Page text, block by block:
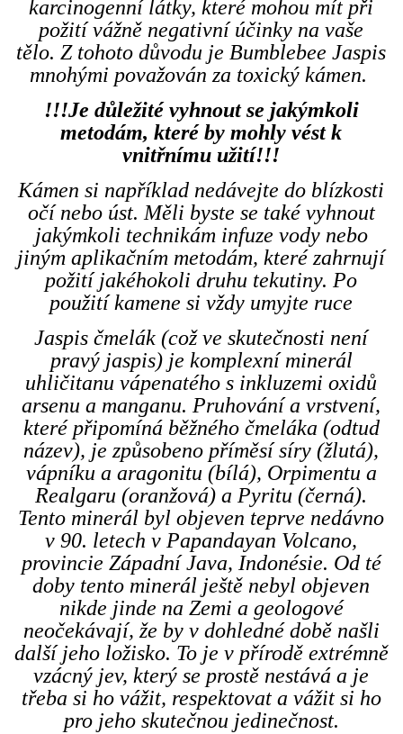
karcinogenní látky, které mohou mít při
požití vážně negativní účinky na vaše
tělo. Z tohoto důvodu je Bumblebee Jaspis
mnohými považován za toxický kámen.
!!!Je důležité vyhnout se jakýmkoli
metodám, které by mohly vést k
vnitřnímu užití!!!
Kámen si například nedávejte do blízkosti
očí nebo úst. Měli byste se také vyhnout
jakýmkoli technikám infuze vody nebo
jiným aplikačním metodám, které zahrnují
požití jakéhokoli druhu tekutiny. Po
použití kamene si vždy umyjte ruce
Jaspis čmelák (což ve skutečnosti není
pravý jaspis) je komplexní minerál
uhličitanu vápenatého s inkluzemi oxidů
arsenu a manganu. Pruhování a vrstvení,
které připomíná běžného čmeláka (odtud
název), je způsobeno příměsí síry (žlutá),
vápníku a aragonitu (bílá), Orpimentu a
Realgaru (oranžová) a Pyritu (černá).
Tento minerál byl objeven teprve nedávno
v 90. letech v Papandayan Volcano,
provincie Západní Java, Indonésie. Od té
doby tento minerál ještě nebyl objeven
nikde jinde na Zemi a geologové
neočekávají, že by v dohledné době našli
další jeho ložisko. To je v přírodě extrémně
vzácný jev, který se prostě nestává a je
třeba si ho vážit, respektovat a vážit si ho
pro jeho skutečnou jedinečnost.